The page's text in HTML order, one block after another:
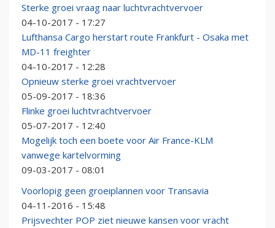
Sterke groei vraag naar luchtvrachtvervoer
04-10-2017 - 17:27
Lufthansa Cargo herstart route Frankfurt - Osaka met
MD-11 freighter
04-10-2017 - 12:28
Opnieuw sterke groei vrachtvervoer
05-09-2017 - 18:36
Flinke groei luchtvrachtvervoer
05-07-2017 - 12:40
Mogelijk toch een boete voor Air France-KLM
vanwege kartelvorming
09-03-2017 - 08:01
Voorlopig geen groeiplannen voor Transavia
04-11-2016 - 15:48
Prijsvechter POP ziet nieuwe kansen voor vracht